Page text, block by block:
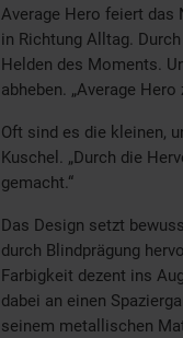
Average Hero feiert das
in Richtung Alltag.
Helden des Moments.
abheben. „Average
Oft sind es die kleinen,
Kuschel. „Durch die
gemacht.“
Das Design setzt
durch Blindprägung
Farbigkeit dezent ins
dabei an einen
seinem metallischen